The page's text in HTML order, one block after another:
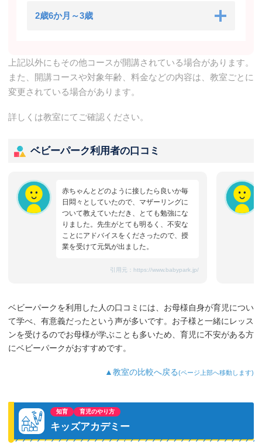
2歳6か月～3歳
上記以外にもその他コースが開講されている場合があります。
また、開講コースや対象年齢、料金などの内容は、教室ごとに
変更されている場合があります。
詳しくは教室にてご確認ください。
ベビーパーク利用者の口コミ
赤ちゃんとどのように接したら良いか毎
日悶々としていたので、マザーリングに
ついて教えていただき、とても勉強にな
りました。先生がとても明るく、不安な
ことにアドバイスをくださったので、授
業を受けて元気が出ました。
引用元： https://www.babypark.jp/
ベビーパークを利用した人の口コミには、お母様自身が育児につい
て学べ、有意義だったという声が多いです。お子様と一緒にレッス
ンを受けるのでお母様が学ぶことも多いため、育児に不安がある方
にベビーパークがおすすめです。
▲教室の比較へ戻る(ページ上部へ移動します)
知育 育児のやり方
キッズアカデミー